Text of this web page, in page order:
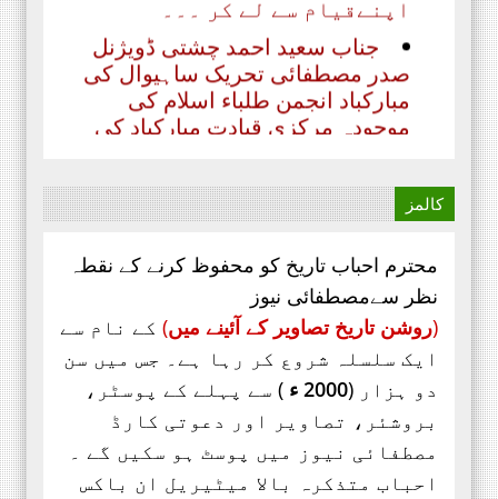
جناب سعید احمد چشتی ڈویژنل
صدر مصطفائی تحریک ساہیوال کی
مبارکباد انجمن طلباء اسلام کی
موجودہ مرکزی قیادت مبارکباد کی
مستحق ہے۔ کہ جنہوں نے حیی علی
کالمز
محترم احباب تاریخ کو محفوظ کرنے کے نقطہ
نظر سےمصطفائی نیوز
(روشن تاریخ تصاویر کے آئینے میں) کے نام سے
ایک سلسلہ شروع کر رہا ہے۔ جس میں سن
دو ہزار (2000 ء
) سے پہلے کے پوسٹر،
بروشئر، تصاویر اور دعوتی کارڈ
مصطفائی نیوز میں پوسٹ ہو سکیں گے ۔
احباب متذکرہ بالا میٹیریل ان باکس